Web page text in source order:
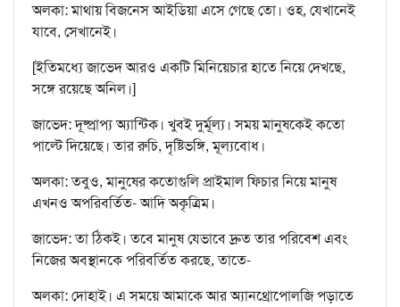
অলকা: মাথায় বিজনেস আইডিয়া এসে গেছে তো। ওহ, যেখানেই
যাবে, সেখানেই।
[ইতিমধ্যে জাভেদ আরও একটি মিনিয়েচার হাতে নিয়ে দেখছে,
সঙ্গে রয়েছে অনিল।]
জাভেদ: দূষ্প্রাপ্য অ্যান্টিক। খুবই দুর্মূল্য। সময় মানুষকেই কতো
পাল্টে দিয়েছে। তার রুচি, দৃষ্টিভঙ্গি, মূল্যবোধ।
অলকা: তবুও, মানুষের কতোগুলি প্রাইমাল ফিচার নিয়ে মানুষ
এখনও অপরিবর্তিত- আদি অকৃত্রিম।
জাভেদ: তা ঠিকই। তবে মানুষ যেভাবে দ্রুত তার পরিবেশ এবং
নিজের অবস্থানকে পরিবর্তিত করছে, তাতে-
অলকা: দোহাই। এ সময়ে আমাকে আর অ্যানথ্রোপোলজি পড়াতে